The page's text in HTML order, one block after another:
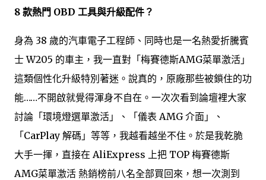
8 款熱門 OBD 工具與升級配件？
身為 38 歲的汽車電子工程師、同時也是一名熱愛折騰賓
士 W205 的車主，我一直對「梅賽德斯AMG菜單激活」
這類個性化升級特別著迷。說真的，原廠那些被鎖住的功
能……不開啟就覺得渾身不自在。一次次看到論壇裡大家
討論「環境燈選單激活」、「儀表 AMG 介面」、
「CarPlay 解碼」等等，我越看越坐不住。於是我乾脆
大手一揮，直接在 AliExpress 上把 TOP 梅賽德斯
AMG菜單激活 熱銷榜前八名全部買回來，想一次測到